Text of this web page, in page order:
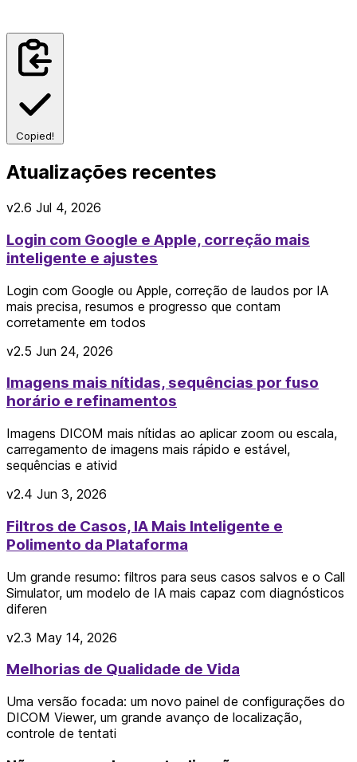
Copied!
Atualizações recentes
v2.6 Jul 4, 2026
Login com Google e Apple, correção mais
inteligente e ajustes
Login com Google ou Apple, correção de laudos por IA
mais precisa, resumos e progresso que contam
corretamente em todos
v2.5 Jun 24, 2026
Imagens mais nítidas, sequências por fuso
horário e refinamentos
Imagens DICOM mais nítidas ao aplicar zoom ou escala,
carregamento de imagens mais rápido e estável,
sequências e ativid
v2.4 Jun 3, 2026
Filtros de Casos, IA Mais Inteligente e
Polimento da Plataforma
Um grande resumo: filtros para seus casos salvos e o Call
Simulator, um modelo de IA mais capaz com diagnósticos
diferen
v2.3 May 14, 2026
Melhorias de Qualidade de Vida
Uma versão focada: um novo painel de configurações do
DICOM Viewer, um grande avanço de localização,
controle de tentati